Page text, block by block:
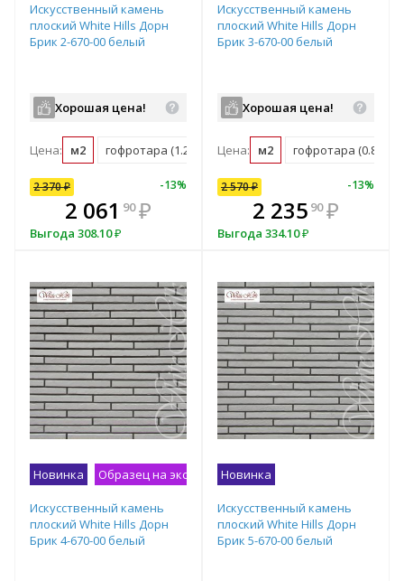
Искусственный камень
плоский White Hills Дорн
Брик 2-670-00 белый
Хорошая цена!
Цена: м2 гофротара (1.288 м2)
2 370₽ -13%
2 061 90 ₽
Выгода 308.10₽
В комплекте
всегда выгоднее!
Искусственный камень
плоский White Hills Дорн
Брик 3-670-00 белый
Хорошая цена!
Цена: м2 гофротара (0.814
7% 2 570 -
2 31300
Выгода257
2 570₽ -13%
2 235 90 ₽
Выгода 334.10₽
Новинка Образец на экспозиции
Искусственный камень
плоский White Hills Дорн
Брик 4-670-00 белый
Новинка
Искусственный камень
плоский White Hills Дорн
Брик 5-670-00 белый